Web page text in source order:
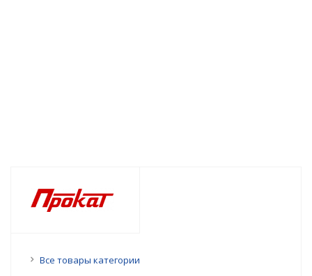
Все товары категории